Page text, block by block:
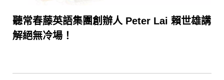
聽常春藤英語集團創辦人 Peter Lai 賴世雄講
解絕無冷場！